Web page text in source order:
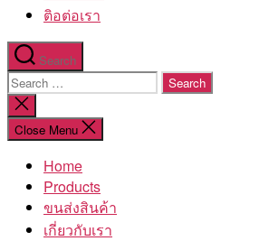
ติอต่อเรา
Search
Search
for:
Close
search
Close Menu
Home
Products
ขนส่งสินค้า
เกี่ยวกับเรา